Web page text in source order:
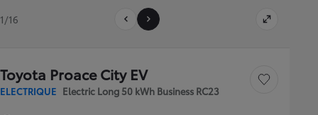
1/16
Toyota Proace City EV
ELECTRIQUE Electric Long 50 kWh Business RC23
Sauvegarder le